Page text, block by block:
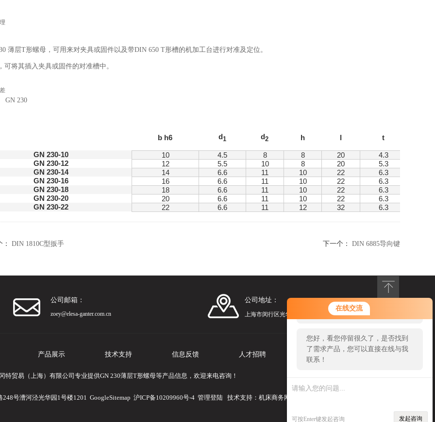
在线交流
您好！欢迎前来咨询，很高兴为您
服务，请问您要咨询什么问题呢？
您好，看您停留很久了，是否找到
了需求产品，您可以直接在线与我
联系！
可按Enter键发起咨询 发起咨询
薄层T形螺母，可用来对夹具或固件以及带DIN 650 T形槽的机加工台进行对准及定位。
可将其插入夹具或固件的对准槽中。
b h6 d1 d2 h l t
GN 230-10 10 4.5 8 8 20
4.3
GN 230-12
12 5.5 10 8 20
5.3
GN 230-14
14 6.6 11 10 22
6.3
GN 230-16
16 6.6 11 10 22
6.3
GN 230-18
18 6.6 11 10 22
6.3
GN 230-20
20 6.6 11 10 22
6.3
GN 230-22
22 6.6 11 12 32 6.3
DIN 1810C型扳手 下一个： DIN 6885导向键
公司邮箱：
zoey@elesa-ganter.com.cn
公司地址：
上海市闵行区光华路248号漕河泾光华园1号楼1201
产品展示 技术支持 信息反馈 人才招聘 联系我们
特贸易（上海）有限公司专业提供GN 230薄层T形螺母等产品信息，欢迎来电咨询！
号漕河泾光华园1号楼1201 GoogleSitemap 沪ICP备10209960号-4 管理登陆 技术支持： 机床商务网